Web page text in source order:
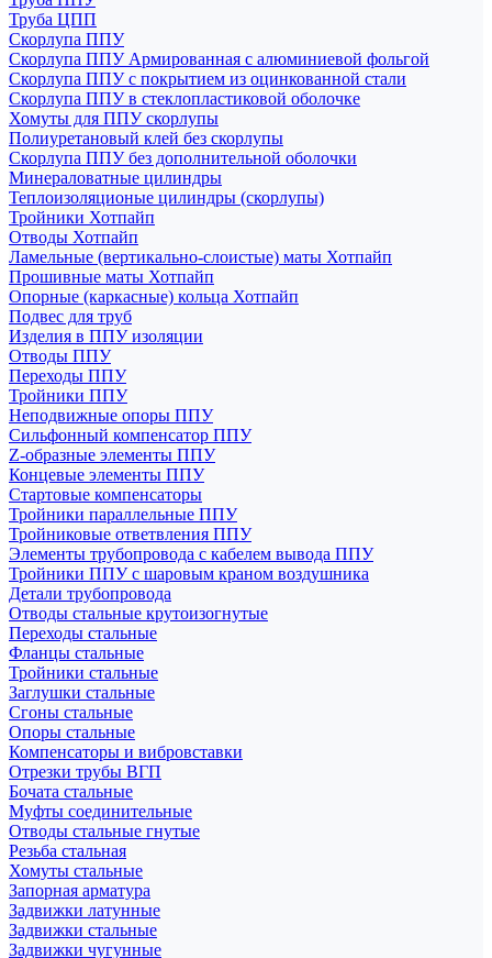
Труба ЦПП
Скорлупа ППУ
Скорлупа ППУ Армированная с алюминиевой фольгой
Скорлупа ППУ с покрытием из оцинкованной стали
Скорлупа ППУ в стеклопластиковой оболочке
Хомуты для ППУ скорлупы
Полиуретановый клей без скорлупы
Скорлупа ППУ без дополнительной оболочки
Минераловатные цилиндры
Теплоизоляционые цилиндры (скорлупы)
Тройники Хотпайп
Отводы Хотпайп
Ламельные (вертикально-слоистые) маты Хотпайп
Прошивные маты Хотпайп
Опорные (каркасные) кольца Хотпайп
Подвес для труб
Изделия в ППУ изоляции
Отводы ППУ
Переходы ППУ
Тройники ППУ
Неподвижные опоры ППУ
Cильфонный компенсатор ППУ
Z-образные элементы ППУ
Концевые элементы ППУ
Стартовые компенсаторы
Тройники параллельные ППУ
Тройниковые ответвления ППУ
Элементы трубопровода с кабелем вывода ППУ
Тройники ППУ с шаровым краном воздушника
Детали трубопровода
Отводы стальные крутоизогнутые
Переходы стальные
Фланцы стальные
Тройники стальные
Заглушки стальные
Сгоны стальные
Опоры стальные
Компенсаторы и вибровставки
Отрезки трубы ВГП
Бочата стальные
Муфты соединительные
Отводы стальные гнутые
Резьба стальная
Хомуты стальные
Запорная арматура
Задвижки латунные
Задвижки стальные
Задвижки чугунные